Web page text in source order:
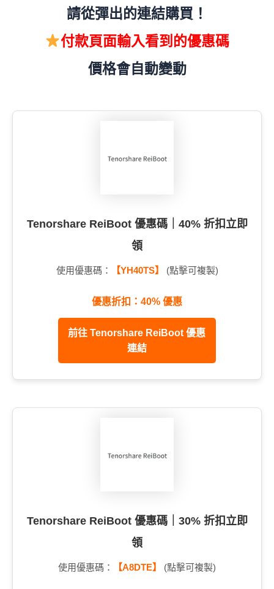
請從彈出的連結購買！
付款頁面輸入看到的優惠碼
價格會自動變動
Tenorshare ReiBoot 優惠碼｜40% 折扣立即
領
使用優惠碼： 【YH40TS】 (點擊可複製)
優惠折扣：40% 優惠
前往 Tenorshare ReiBoot 優惠
連結
Tenorshare ReiBoot 優惠碼｜30% 折扣立即
領
使用優惠碼： 【A8DTE】 (點擊可複製)